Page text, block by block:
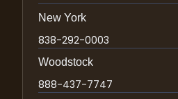
New York
838-292-0003
Woodstock
888-437-7747